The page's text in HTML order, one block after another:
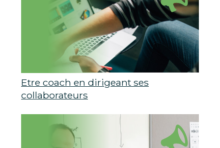
Etre coach en dirigeant ses
collaborateurs